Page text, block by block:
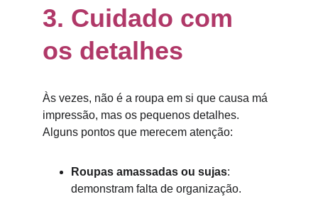
3. Cuidado com
os detalhes
Às vezes, não é a roupa em si que causa má
impressão, mas os pequenos detalhes.
Alguns pontos que merecem atenção:
Roupas amassadas ou sujas:
demonstram falta de organização.